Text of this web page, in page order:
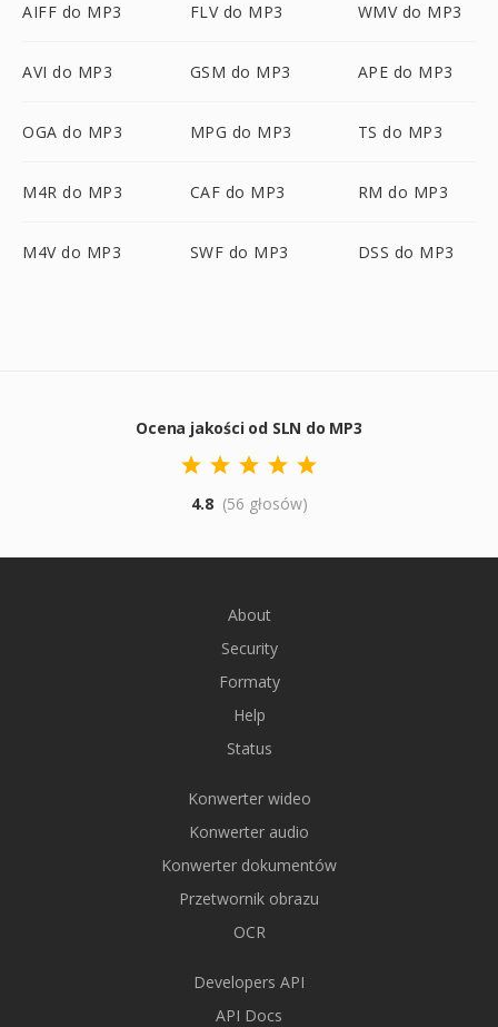
AIFF do MP3 FLV do MP3 WMV do MP3
AVI do MP3 GSM do MP3 APE do MP3
OGA do MP3 MPG do MP3 TS do MP3
M4R do MP3 CAF do MP3 RM do MP3
M4V do MP3 SWF do MP3 DSS do MP3
Ocena jakości od SLN do MP3
4.8 (56 głosów)
About
Security
Formaty
Help
Status
Konwerter wideo
Konwerter audio
Konwerter dokumentów
Przetwornik obrazu
OCR
Developers API
API Docs